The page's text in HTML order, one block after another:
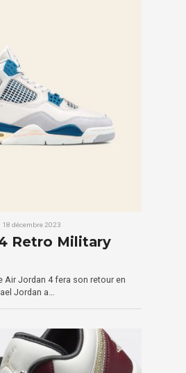
18 décembre 2023
Retro Military
Air Jordan 4 fera son retour en
Jordan a…